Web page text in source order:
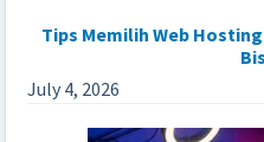
Tips Memilih Web
July 4, 2026